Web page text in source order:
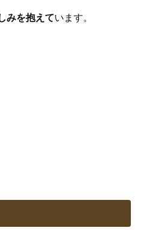
みを抱えています。